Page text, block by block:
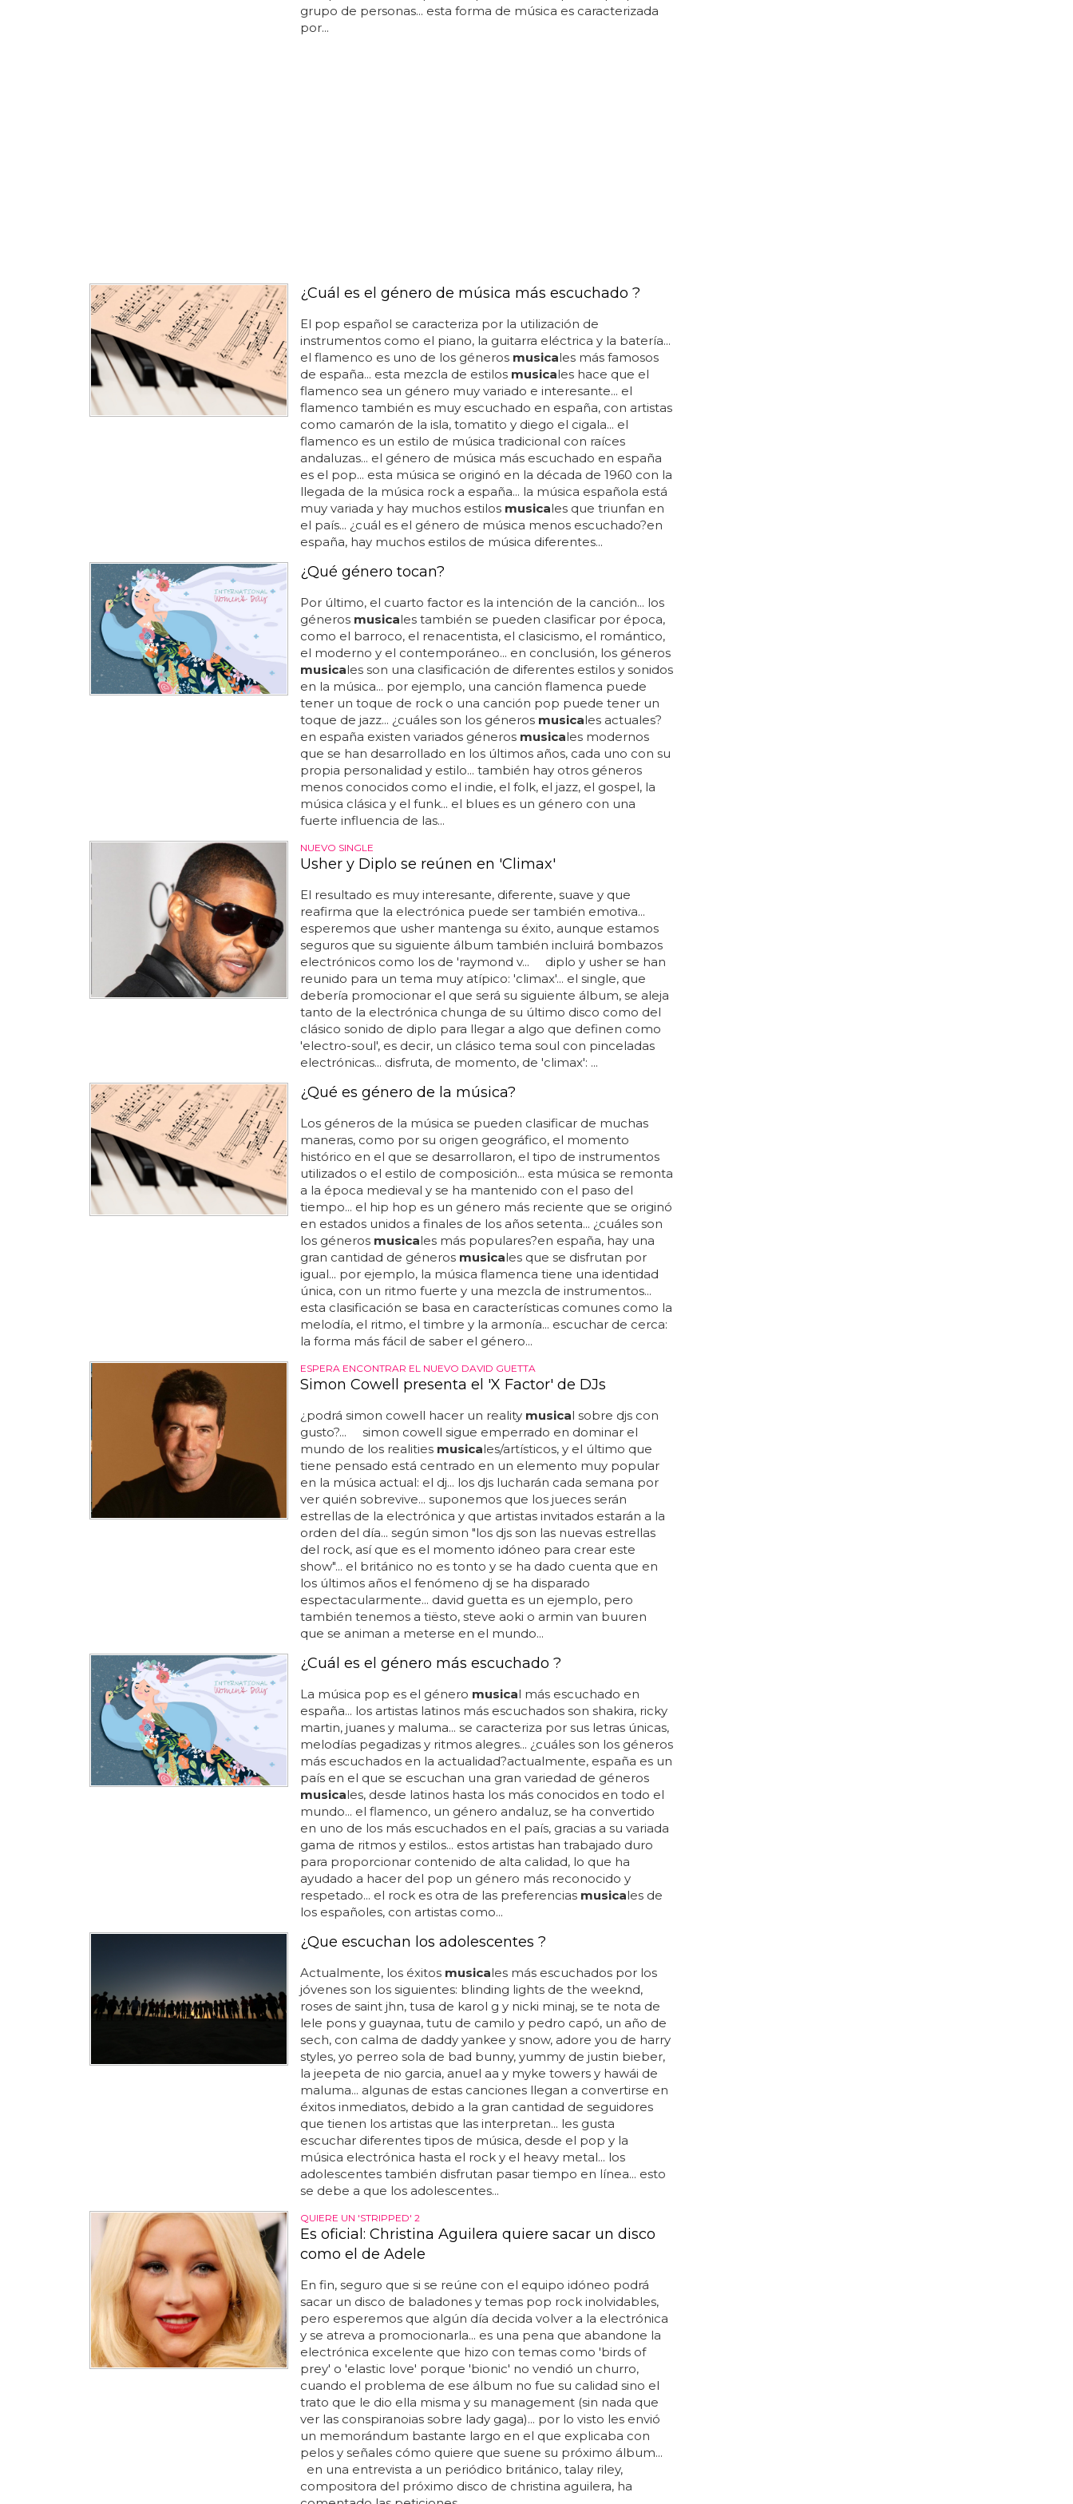
grupo de personas... esta forma de música es caracterizada
por...
¿Cuál es el género de música más escuchado ?
El pop español se caracteriza por la utilización de
instrumentos como el piano, la guitarra eléctrica y la batería...
el flamenco es uno de los géneros musicales más famosos
de españa... esta mezcla de estilos musicales hace que el
flamenco sea un género muy variado e interesante... el
flamenco también es muy escuchado en españa, con artistas
como camarón de la isla, tomatito y diego el cigala... el
flamenco es un estilo de música tradicional con raíces
andaluzas... el género de música más escuchado en españa
es el pop... esta música se originó en la década de 1960 con la
llegada de la música rock a españa... la música española está
muy variada y hay muchos estilos musicales que triunfan en
el país... ¿cuál es el género de música menos escuchado?en
españa, hay muchos estilos de música diferentes...
¿Qué género tocan?
Por último, el cuarto factor es la intención de la canción... los
géneros musicales también se pueden clasificar por época,
como el barroco, el renacentista, el clasicismo, el romántico,
el moderno y el contemporáneo... en conclusión, los géneros
musicales son una clasificación de diferentes estilos y sonidos
en la música... por ejemplo, una canción flamenca puede
tener un toque de rock o una canción pop puede tener un
toque de jazz... ¿cuáles son los géneros musicales actuales?
en españa existen variados géneros musicales modernos
que se han desarrollado en los últimos años, cada uno con su
propia personalidad y estilo... también hay otros géneros
menos conocidos como el indie, el folk, el jazz, el gospel, la
música clásica y el funk... el blues es un género con una
fuerte influencia de las...
NUEVO SINGLE
Usher y Diplo se reúnen en 'Climax'
El resultado es muy interesante, diferente, suave y que
reafirma que la electrónica puede ser también emotiva...
esperemos que usher mantenga su éxito, aunque estamos
seguros que su siguiente álbum también incluirá bombazos
electrónicos como los de 'raymond v... diplo y usher se han
reunido para un tema muy atípico: 'climax'... el single, que
debería promocionar el que será su siguiente álbum, se aleja
tanto de la electrónica chunga de su último disco como del
clásico sonido de diplo para llegar a algo que definen como
'electro-soul', es decir, un clásico tema soul con pinceladas
electrónicas... disfruta, de momento, de 'climax': ...
¿Qué es género de la música?
Los géneros de la música se pueden clasificar de muchas
maneras, como por su origen geográfico, el momento
histórico en el que se desarrollaron, el tipo de instrumentos
utilizados o el estilo de composición... esta música se remonta
a la época medieval y se ha mantenido con el paso del
tiempo... el hip hop es un género más reciente que se originó
en estados unidos a finales de los años setenta... ¿cuáles son
los géneros musicales más populares?en españa, hay una
gran cantidad de géneros musicales que se disfrutan por
igual... por ejemplo, la música flamenca tiene una identidad
única, con un ritmo fuerte y una mezcla de instrumentos...
esta clasificación se basa en características comunes como la
melodía, el ritmo, el timbre y la armonía... escuchar de cerca:
la forma más fácil de saber el género...
ESPERA ENCONTRAR EL NUEVO DAVID GUETTA
Simon Cowell presenta el 'X Factor' de DJs
¿podrá simon cowell hacer un reality musical sobre djs con
gusto?... simon cowell sigue emperrado en dominar el
mundo de los realities musicales/artísticos, y el último que
tiene pensado está centrado en un elemento muy popular
en la música actual: el dj... los djs lucharán cada semana por
ver quién sobrevive... suponemos que los jueces serán
estrellas de la electrónica y que artistas invitados estarán a la
orden del día... según simon "los djs son las nuevas estrellas
del rock, así que es el momento idóneo para crear este
show"... el británico no es tonto y se ha dado cuenta que en
los últimos años el fenómeno dj se ha disparado
espectacularmente... david guetta es un ejemplo, pero
también tenemos a tiësto, steve aoki o armin van buuren
que se animan a meterse en el mundo...
¿Cuál es el género más escuchado ?
La música pop es el género musical más escuchado en
españa... los artistas latinos más escuchados son shakira, ricky
martin, juanes y maluma... se caracteriza por sus letras únicas,
melodías pegadizas y ritmos alegres... ¿cuáles son los géneros
más escuchados en la actualidad?actualmente, españa es un
país en el que se escuchan una gran variedad de géneros
musicales, desde latinos hasta los más conocidos en todo el
mundo... el flamenco, un género andaluz, se ha convertido
en uno de los más escuchados en el país, gracias a su variada
gama de ritmos y estilos... estos artistas han trabajado duro
para proporcionar contenido de alta calidad, lo que ha
ayudado a hacer del pop un género más reconocido y
respetado... el rock es otra de las preferencias musicales de
los españoles, con artistas como...
¿Que escuchan los adolescentes ?
Actualmente, los éxitos musicales más escuchados por los
jóvenes son los siguientes: blinding lights de the weeknd,
roses de saint jhn, tusa de karol g y nicki minaj, se te nota de
lele pons y guaynaa, tutu de camilo y pedro capó, un año de
sech, con calma de daddy yankee y snow, adore you de harry
styles, yo perreo sola de bad bunny, yummy de justin bieber,
la jeepeta de nio garcia, anuel aa y myke towers y hawái de
maluma... algunas de estas canciones llegan a convertirse en
éxitos inmediatos, debido a la gran cantidad de seguidores
que tienen los artistas que las interpretan... les gusta
escuchar diferentes tipos de música, desde el pop y la
música electrónica hasta el rock y el heavy metal... los
adolescentes también disfrutan pasar tiempo en línea... esto
se debe a que los adolescentes...
QUIERE UN 'STRIPPED' 2
Es oficial: Christina Aguilera quiere sacar un disco
como el de Adele
En fin, seguro que si se reúne con el equipo idóneo podrá
sacar un disco de baladones y temas pop rock inolvidables,
pero esperemos que algún día decida volver a la electrónica
y se atreva a promocionarla... es una pena que abandone la
electrónica excelente que hizo con temas como 'birds of
prey' o 'elastic love' porque 'bionic' no vendió un churro,
cuando el problema de ese álbum no fue su calidad sino el
trato que le dio ella misma y su management (sin nada que
ver las conspiranoias sobre lady gaga)... por lo visto les envió
un memorándum bastante largo en el que explicaba con
pelos y señales cómo quiere que suene su próximo álbum...
en una entrevista a un periódico británico, talay riley,
compositora del próximo disco de christina aguilera, ha